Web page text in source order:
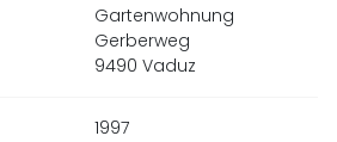
Gartenwohnung
Gerberweg
9490 Vaduz
1997